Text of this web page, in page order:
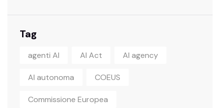
Tag
agenti AI AI Act AI agency
AI autonoma COEUS
Commissione Europea